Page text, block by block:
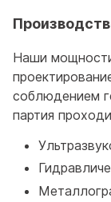
Наши
соблюдением
партия